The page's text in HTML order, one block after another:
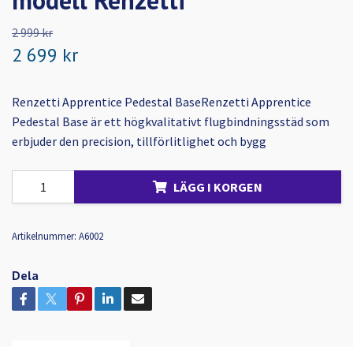
2 999 kr
2 699 kr
Renzetti Apprentice Pedestal BaseRenzetti Apprentice
Pedestal Base är ett högkvalitativt flugbindningsstäd som
erbjuder den precision, tillförlitlighet och bygg
LÄGG I KORGEN
Artikelnummer: A6002
Dela